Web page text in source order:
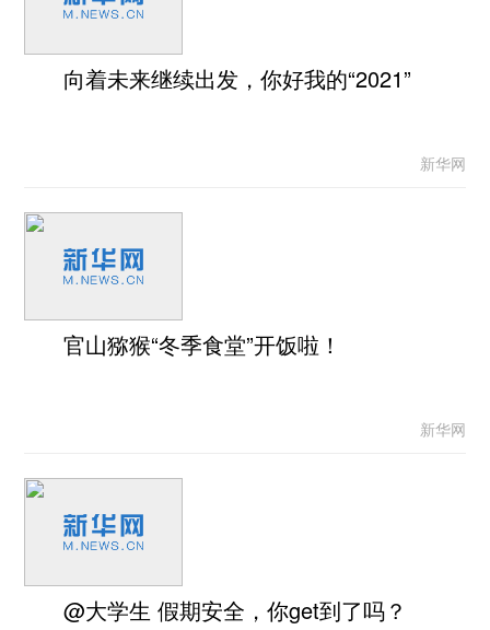
向着未来继续出发，你好我的“2021”
新华网
官山猕猴“冬季食堂”开饭啦！
新华网
@大学生 假期安全，你get到了吗？